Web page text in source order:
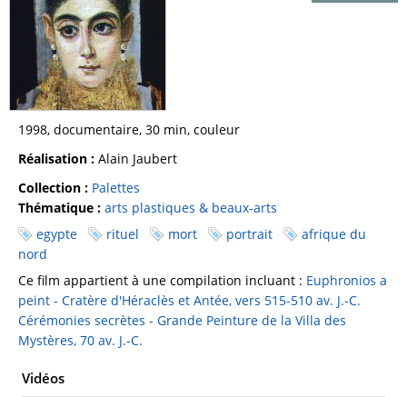
1998, documentaire, 30 min, couleur
Réalisation : Alain Jaubert
Collection : Palettes
Thématique : arts plastiques & beaux-arts
egypte
rituel mort portrait
afrique du
nord
Ce film appartient à une compilation incluant : Euphronios a
peint - Cratère d'Héraclès et Antée, vers 515-510 av. J.-C.
Cérémonies secrètes - Grande Peinture de la Villa des
Mystères, 70 av. J.-C.
Vidéos